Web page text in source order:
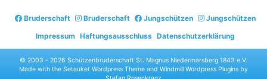
Bruderschaft Bruderschaft Jungschützen
Jungschützen
Impressum Haftungsausschluss Datenschutzerklärung
© 2003 - 2026 Schützenbruderschaft St. Magnus Niedermarsberg 1843 e.V.
Made with the Setauket Wordpress Theme and Windmill Wordpress Plugins by